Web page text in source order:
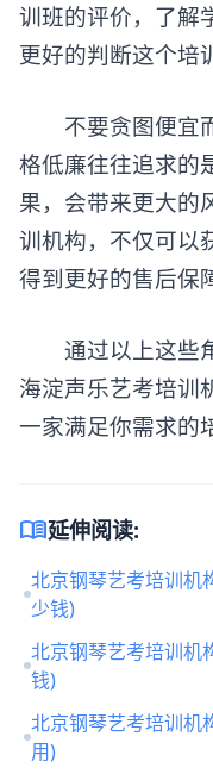
训班的评价，了解
更好的判断这个培
不要贪图便宜而
格低廉往往追求的
果，会带来更大的
训机构，不仅可以
得到更好的售后保
通过以上这些角
海淀声乐艺考培训
一家满足你需求的
menu_book延伸阅读:
北京钢琴艺考培训机
少钱)
北京钢琴艺考培训机
钱)
北京钢琴艺考培训机
用)